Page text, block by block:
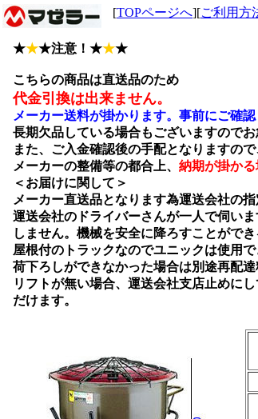
★★★注意！★★★
こちらの商品は直送品のため
代金引換は出来ません。
メーカー送料が掛かります。事前にご確認
長期欠品している場合もございますので
また、ご入金確認後の手配となりますので
メーカーの整備等の都合上、 納期が掛かる
＜お届けに関して＞
メーカー直送品となります為運送会社の
運送会社のドライバーさんが一人で伺い
しません。機械を安全に降ろすことがで
屋根付のトラックなのでユニックは使用で
荷下ろしができなかった場合は別途再配達
リフトが無い場合、運送会社支店止めに
だけます。
[TOPページへ][ご利用方